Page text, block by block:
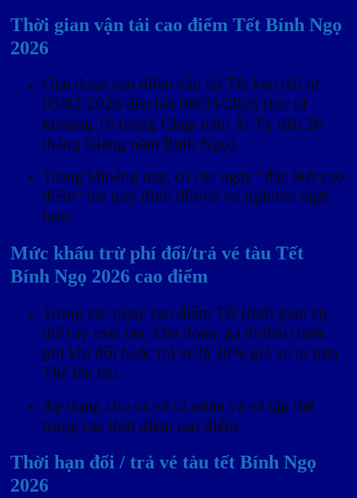
Thời gian vận tải cao điểm Tết Bính Ngọ
2026
Giai đoạn cao điểm vận tải Tết kéo dài từ
03/02/2026 đến hết 08/03/2026 (tức từ
khoảng 16 tháng Chạp năm Ất Tỵ đến 20
tháng Giêng năm Bính Ngọ).
Trong khoảng này, có các ngày “đặc biệt cao
điểm” mà quy định đổi/trả vé nghiêm ngặt
hơn.
Mức khấu trừ phí đổi/trả vé tàu Tết
Bính Ngọ 2026 cao điểm
Trong các ngày cao điểm Tết (thời gian cụ
thể tùy mác tàu, khu đoạn, ga đi/đến) mức
phí khi đổi hoặc trả vé là 30% giá vé in trên
Thẻ lên tàu.
Áp dụng cho cả vé cá nhân và vé tập thể
trong các thời điểm cao điểm.
Thời hạn đổi / trả vé tàu tết Bính Ngọ
2026